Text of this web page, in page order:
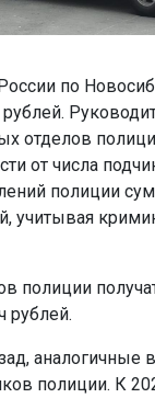
по
отделов
от числа
полиции
учитывая
полиции
рублей.
полиции. К